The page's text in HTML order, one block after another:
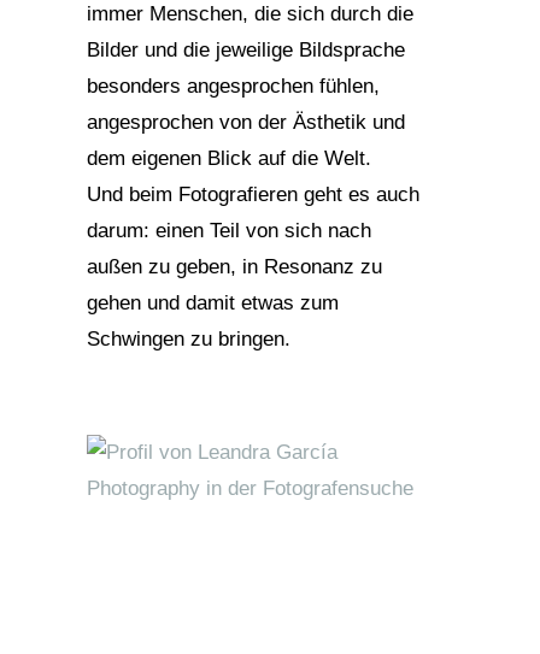
immer Menschen, die sich durch die
Bilder und die jeweilige Bildsprache
besonders angesprochen fühlen,
angesprochen von der Ästhetik und
dem eigenen Blick auf die Welt.
Und beim Fotografieren geht es auch
darum: einen Teil von sich nach
außen zu geben, in Resonanz zu
gehen und damit etwas zum
Schwingen zu bringen.